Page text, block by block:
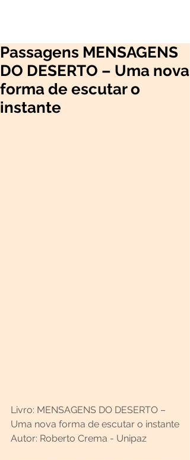
Passagens MENSAGENS
DO DESERTO – Uma nova
forma de escutar o
instante
Livro: MENSAGENS DO DESERTO –
Uma nova forma de escutar o instante
Autor: Roberto Crema - Unipaz